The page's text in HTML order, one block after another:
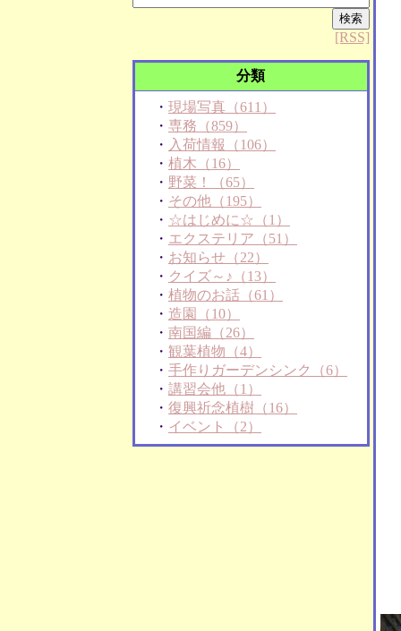
[RSS]
分類
・ 現場写真（611）
・ 専務（859）
・ 入荷情報（106）
・ 植木（16）
・ 野菜！（65）
・ その他（195）
・ ☆はじめに☆（1）
・ エクステリア（51）
・ お知らせ（22）
・ クイズ～♪（13）
・ 植物のお話（61）
・ 造園（10）
・ 南国編（26）
・ 観葉植物（4）
・ 手作りガーデンシンク（6）
・ 講習会他（1）
・ 復興祈念植樹（16）
・ イベント（2）